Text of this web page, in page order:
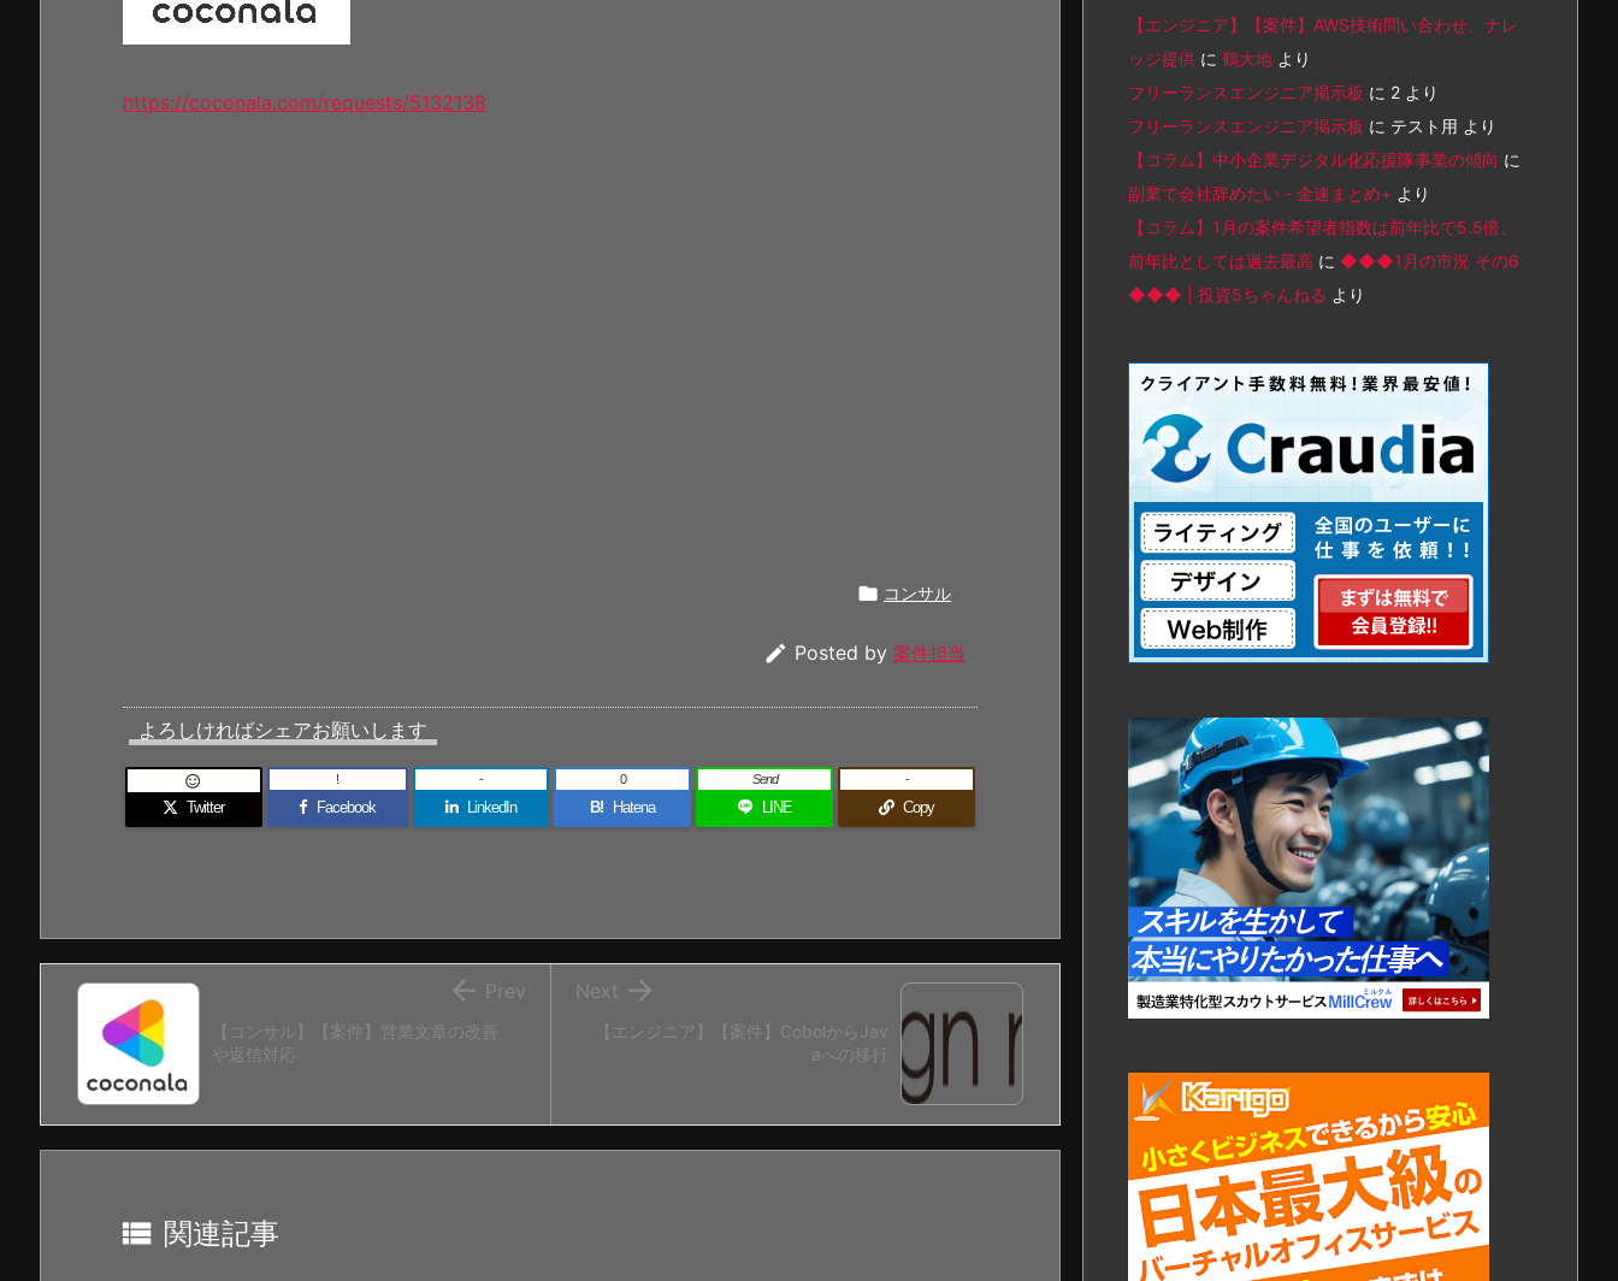
https://coconala.com/requests/5132138
 コンサル
 Posted by 案件担当
よろしければシェアお願いします
Twitter

Facebook
!
LinkedIn
-
B! Hatena
0
LINE
Send
Copy
-
【エンジニア】【案件】CobolからJav
aへの移行

Next
【コンサル】【案件】営業文章の改善
や返信対応
 Prev
 関連記事
【エンジニア】【案件】AWS技術問い合わせ、ナレ
ッジ提供 に 鶴大地 より
フリーランスエンジニア掲示板 に 2 より
フリーランスエンジニア掲示板 に テスト用 より
【コラム】中小企業デジタル化応援隊事業の傾向 に
副業で会社辞めたい - 金速まとめ+ より
【コラム】1月の案件希望者指数は前年比で5.5倍、
前年比としては過去最高 に ◆◆◆1月の市況 その6
◆◆◆ | 投資5ちゃんねる より